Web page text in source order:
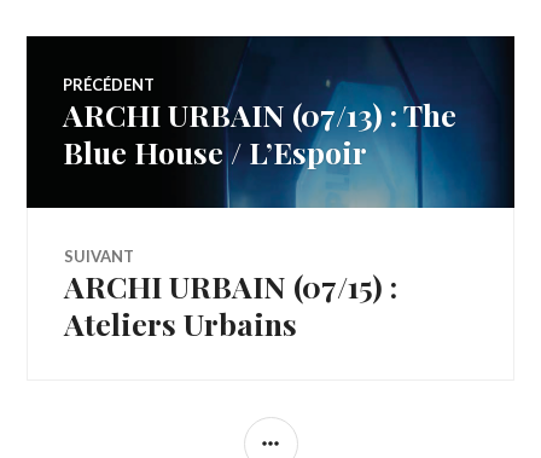
Navigation
de
l’article
PRÉCÉDENT
Article
précédent :
ARCHI URBAIN (07/13) : The
Blue House / L’Espoir
SUIVANT
Article
Suivant:
ARCHI URBAIN (07/15) :
Ateliers Urbains
COLONNE